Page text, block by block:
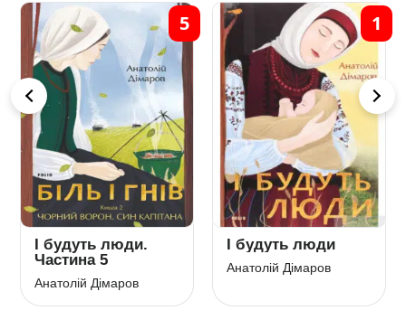
І будуть люди.
Частина 5
Анатолій Дімаров
5
І будуть люди
Анатолій Дімаров
1